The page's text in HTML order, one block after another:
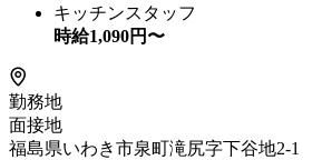
キッチンスタッフ
時給1,090円〜
勤務地
面接地
福島県いわき市泉町滝尻字下谷地2-1